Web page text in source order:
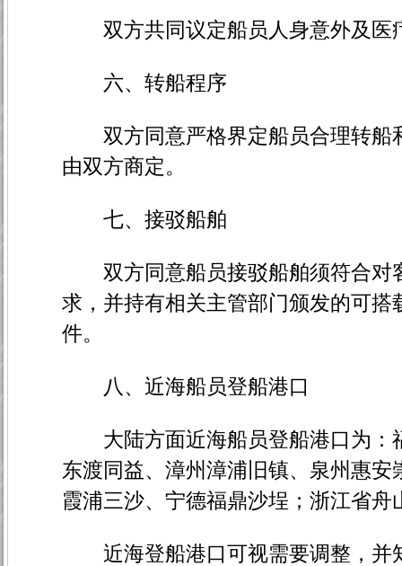
双方共同议定船员人身意外及医
六、转船程序
双方同意严格界定船员合理转船
由双方商定。
七、接驳船舶
双方同意船员接驳船舶须符合对
求，并持有相关主管部门颁发的可
件。
八、近海船员登船港口
大陆方面近海船员登船港口为：
东渡同益、漳州漳浦旧镇、泉州惠
霞浦三沙、宁德福鼎沙埕；浙江省舟
近海登船港口可视需要调整，并